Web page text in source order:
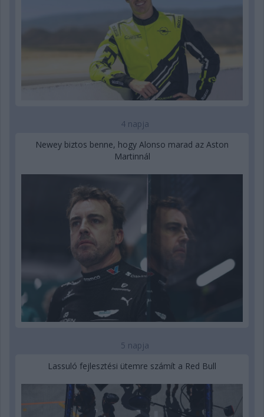
4 napja
Newey biztos benne, hogy Alonso marad az Aston
Martinnál
5 napja
Lassuló fejlesztési ütemre számít a Red Bull